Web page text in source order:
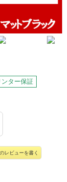
ター保証
レビューを書く